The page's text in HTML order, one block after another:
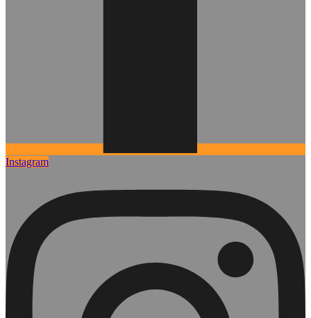
Instagram